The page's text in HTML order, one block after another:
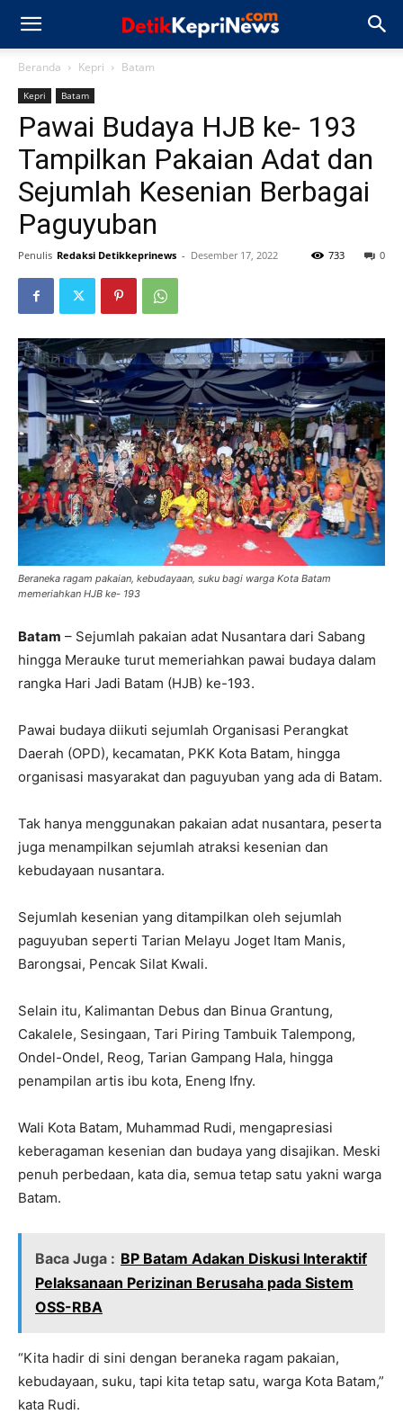
Beranda Kepri Batam
Kepri Batam
Pawai Budaya HJB ke- 193
Tampilkan Pakaian Adat dan
Sejumlah Kesenian Berbagai
Paguyuban
Penulis Redaksi Detikkeprinews - Desember 17, 2022 0
733
Beraneka ragam pakaian, kebudayaan, suku bagi warga Kota Batam
memeriahkan HJB ke- 193
Batam – Sejumlah pakaian adat Nusantara dari Sabang
hingga Merauke turut memeriahkan pawai budaya dalam
rangka Hari Jadi Batam (HJB) ke-193.
Pawai budaya diikuti sejumlah Organisasi Perangkat
Daerah (OPD), kecamatan, PKK Kota Batam, hingga
organisasi masyarakat dan paguyuban yang ada di Batam.
Tak hanya menggunakan pakaian adat nusantara, peserta
juga menampilkan sejumlah atraksi kesenian dan
kebudayaan nusantara.
Sejumlah kesenian yang ditampilkan oleh sejumlah
paguyuban seperti Tarian Melayu Joget Itam Manis,
Barongsai, Pencak Silat Kwali.
Selain itu, Kalimantan Debus dan Binua Grantung,
Cakalele, Sesingaan, Tari Piring Tambuik Talempong,
Ondel-Ondel, Reog, Tarian Gampang Hala, hingga
penampilan artis ibu kota, Eneng Ifny.
Wali Kota Batam, Muhammad Rudi, mengapresiasi
keberagaman kesenian dan budaya yang disajikan. Meski
penuh perbedaan, kata dia, semua tetap satu yakni warga
Batam.
Baca Juga : BP Batam Adakan Diskusi Interaktif
Pelaksanaan Perizinan Berusaha pada Sistem
OSS-RBA
“Kita hadir di sini dengan beraneka ragam pakaian,
kebudayaan, suku, tapi kita tetap satu, warga Kota Batam,”
kata Rudi.